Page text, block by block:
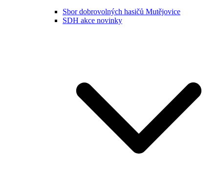
Sbor dobrovolných hasičů Mutějovice
SDH akce novinky